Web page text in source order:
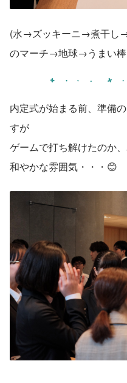
(水→ズッキーニ→煮干し
のマーチ→地球→うまい
内定式が始まる前、準備
すが
ゲームで打ち解けたのか
和やかな雰囲気・・・😊